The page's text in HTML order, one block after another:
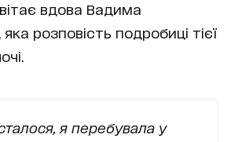
вдова Вадима
розповість подробиці тієї
я перебувала у